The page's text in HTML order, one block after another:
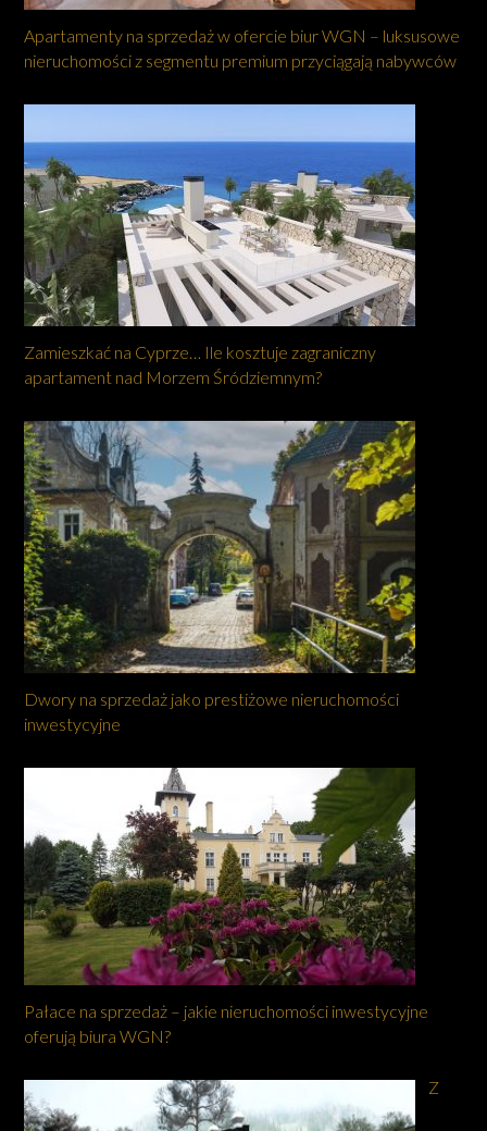
Apartamenty na sprzedaż w ofercie biur WGN – luksusowe
nieruchomości z segmentu premium przyciągają nabywców
Zamieszkać na Cyprze… Ile kosztuje zagraniczny
apartament nad Morzem Śródziemnym?
Dwory na sprzedaż jako prestiżowe nieruchomości
inwestycyjne
Pałace na sprzedaż – jakie nieruchomości inwestycyjne
oferują biura WGN?
Z